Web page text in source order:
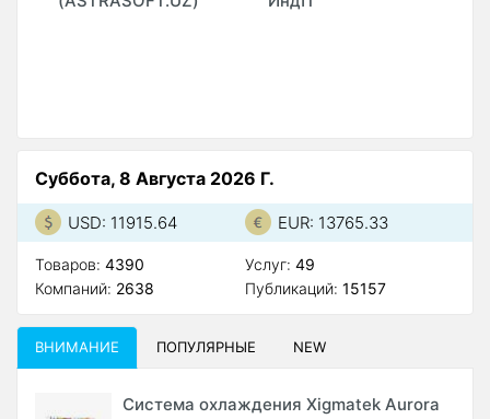
Суббота, 8 Августа 2026 Г.
USD: 11915.64 EUR: 13765.33
Товаров: 4390
Компаний: 2638
Услуг: 49
Публикаций: 15157
ВНИМАНИЕ ПОПУЛЯРНЫЕ NEW
Система охлаждения Xigmatek Aurora